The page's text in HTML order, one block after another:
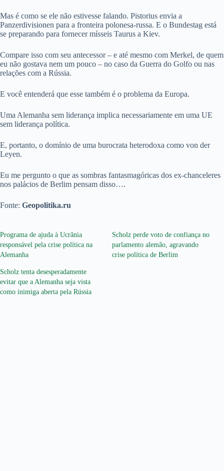
Mas é como se ele não estivesse falando. Pistorius envia a
Panzerdivisionen para a fronteira polonesa-russa. E o Bundestag está
se preparando para fornecer mísseis Taurus a Kiev.
Compare isso com seu antecessor – e até mesmo com Merkel, de quem
eu não gostava nem um pouco – no caso da Guerra do Golfo ou nas
relações com a Rússia.
E você entenderá que esse também é o problema da Europa.
Uma Alemanha sem liderança implica necessariamente em uma UE
sem liderança política.
E, portanto, o domínio de uma burocrata heterodoxa como von der
Leyen.
Eu me pergunto o que as sombras fantasmagóricas dos ex-chanceleres
nos palácios de Berlim pensam disso….
Fonte: Geopolitika.ru
Programa de ajuda à Ucrânia
responsável pela crise política na
Alemanha
Scholz perde voto de confiança no
parlamento alemão, agravando
crise política de Berlim
Scholz tenta desesperadamente
evitar que a Alemanha seja vista
como inimiga aberta pela Rússia